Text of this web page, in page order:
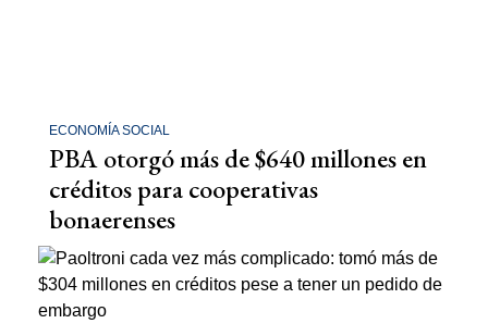
ECONOMÍA SOCIAL
PBA otorgó más de $640 millones en
créditos para cooperativas
bonaerenses